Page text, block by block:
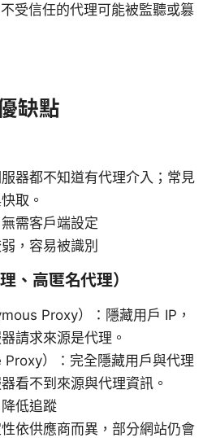
受信任的代理可能被監聽或篡
缺點
器都不知道有代理介入；常見
取。
需客戶端設定
，容易被識別
、高匿名代理）
Proxy）：隱藏用戶 IP，
請求來源是代理。
Proxy）：完全隱藏用戶與代理
看不到來源與代理資訊。
低追蹤
依供應商而異，部分網站仍會